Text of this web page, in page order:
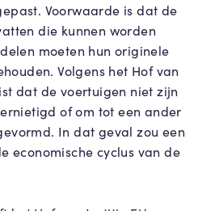
Voorwaarde is dat de
die kunnen worden
moeten hun originele
Volgens het Hof van
dat de voertuigen niet zijn
of om tot een ander
In dat geval zou een
economische cyclus van de